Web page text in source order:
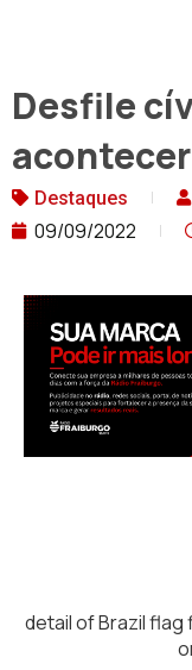
Desfile
Destaques
09/09/2022
detail of Brazil flag